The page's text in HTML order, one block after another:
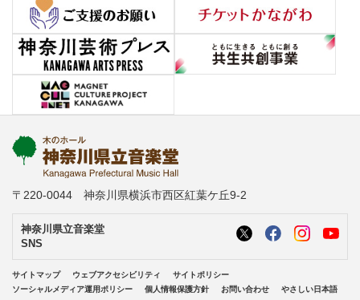
〒220-0044 神奈川県横浜市西区紅葉ケ丘9-2
神奈川県立音楽堂
SNS
サイトマップ ウェブアクセシビリティ
サイトポリシー
ソーシャルメディア運用ポリシー
個人情報保護方針 お問い合わせ やさしい日本語